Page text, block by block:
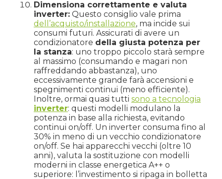
Dimensiona correttamente e valuta
inverter: Questo consiglio vale prima
dell’acquisto/installazione, ma incide sui
consumi futuri. Assicurati di avere un
condizionatore della giusta potenza per
la stanza: uno troppo piccolo starà sempre
al massimo (consumando e magari non
raffreddando abbastanza), uno
eccessivamente grande farà accensioni e
spegnimenti continui (meno efficiente).
Inoltre, ormai quasi tutti sono a tecnologia
inverter: questi modelli modulano la
potenza in base alla richiesta, evitando
continui on/off. Un inverter consuma fino al
30% in meno di un vecchio condizionatore
on/off. Se hai apparecchi vecchi (oltre 10
anni), valuta la sostituzione con modelli
moderni in classe energetica A++ o
superiore: l’investimento si ripaga in bolletta